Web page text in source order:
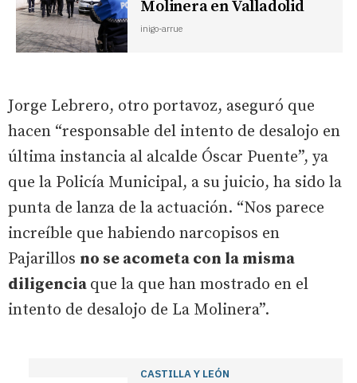
Molinera en Valladolid
inigo-arrue
Jorge Lebrero, otro portavoz, aseguró que
hacen “responsable del intento de desalojo en
última instancia al alcalde Óscar Puente”, ya
que la Policía Municipal, a su juicio, ha sido la
punta de lanza de la actuación. “Nos parece
increíble que habiendo narcopisos en
Pajarillos no se acometa con la misma
diligencia que la que han mostrado en el
intento de desalojo de La Molinera”.
CASTILLA Y LEÓN